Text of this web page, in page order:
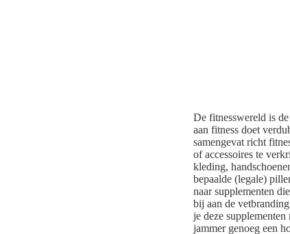
De fitnesswereld is
aan fitness doet
samengevat richt
of accessoires te
kleding,
bepaalde (legale)
naar supplementen
bij aan de
je deze
jammer genoeg een